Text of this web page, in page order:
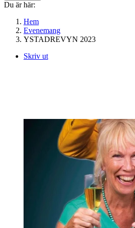
Du är här:
Hem
Evenemang
YSTADREVYN 2023
Skriv ut